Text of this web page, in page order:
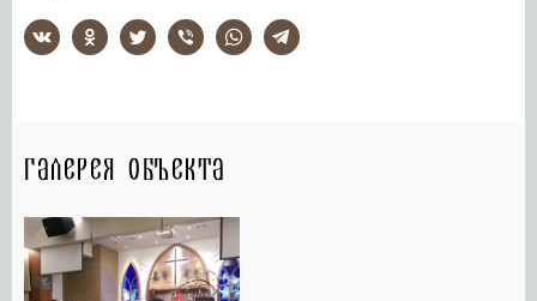
Галерея объекта